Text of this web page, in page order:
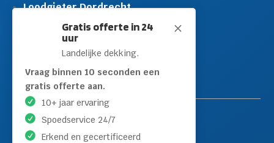
M
Gratis offerte in 24
uur
Landelijke dekking.
Vraag binnen 10 seconden een
gratis offerte aan.
10+ jaar ervaring
Spoedservice 24/7
Erkend en gecertificeerd
Loodgieter Dordrecht
Loodgieter Rijswijk
Loodgieter Schiedam
Loodgieter Leidschendam
Loodgieter Hilversum